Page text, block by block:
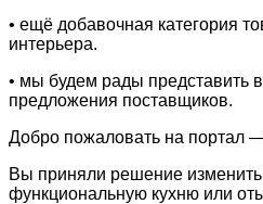
• ещё добавочная категория
интерьера.
• мы будем рады представить
предложения поставщиков.
Добро пожаловать на портал —
Вы приняли решение
функциональную кухню или